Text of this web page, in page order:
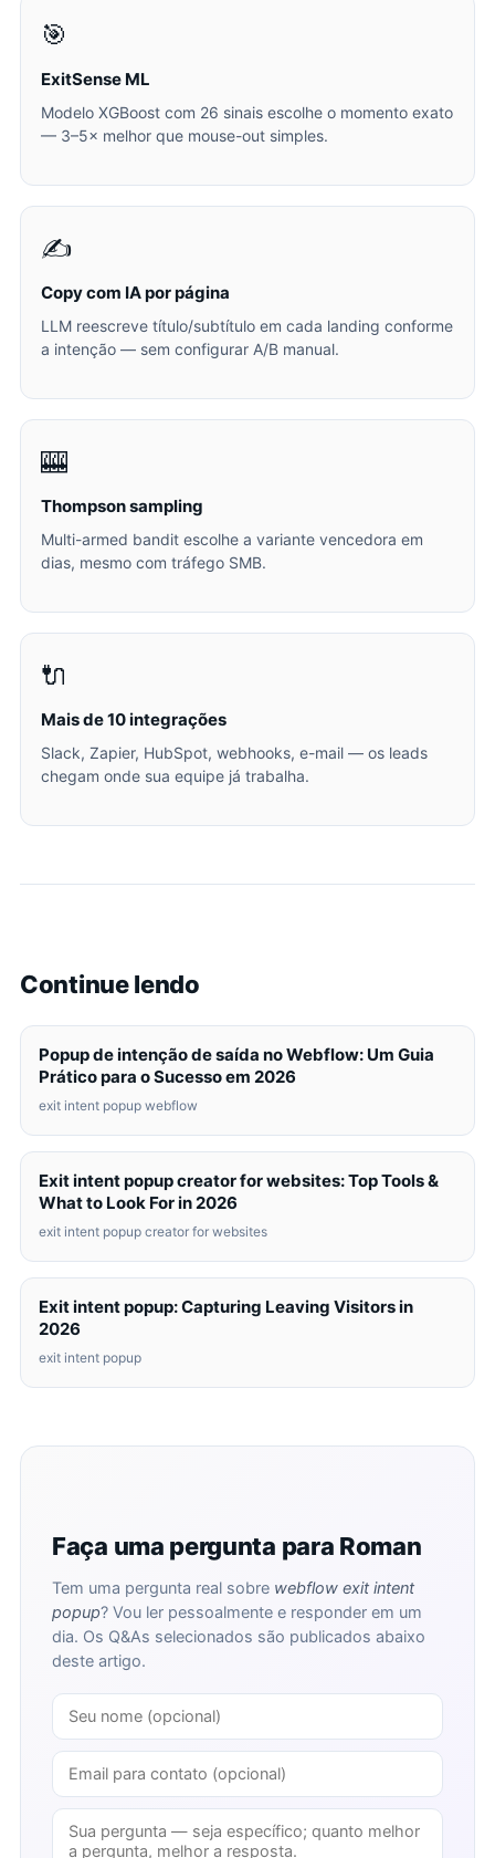
🎯
ExitSense ML
Modelo XGBoost com 26 sinais escolhe o momento exato
— 3–5× melhor que mouse-out simples.
✍️
Copy com IA por página
LLM reescreve título/subtítulo em cada landing conforme
a intenção — sem configurar A/B manual.
🎰
Thompson sampling
Multi-armed bandit escolhe a variante vencedora em
dias, mesmo com tráfego SMB.
🔌
Mais de 10 integrações
Slack, Zapier, HubSpot, webhooks, e-mail — os leads
chegam onde sua equipe já trabalha.
Continue lendo
Popup de intenção de saída no Webflow: Um Guia
Prático para o Sucesso em 2026
exit intent popup webflow
Exit intent popup creator for websites: Top Tools &
What to Look For in 2026
exit intent popup creator for websites
Exit intent popup: Capturing Leaving Visitors in
2026
exit intent popup
Faça uma pergunta para Roman
Tem uma pergunta real sobre webflow exit intent
popup? Vou ler pessoalmente e responder em um
dia. Os Q&As selecionados são publicados abaixo
deste artigo.